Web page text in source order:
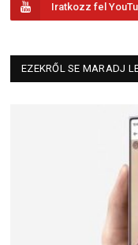
Iratkozz fel
EZEKRŐL SE MARADJ